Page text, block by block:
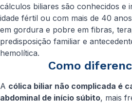
cálculos biliares são conhecidos e
idade fértil ou com mais de 40
em gordura e pobre em fibras,
predisposição familiar e
hemolítica.
Como
A cólica biliar não complicada é
abdominal de início súbito, mais